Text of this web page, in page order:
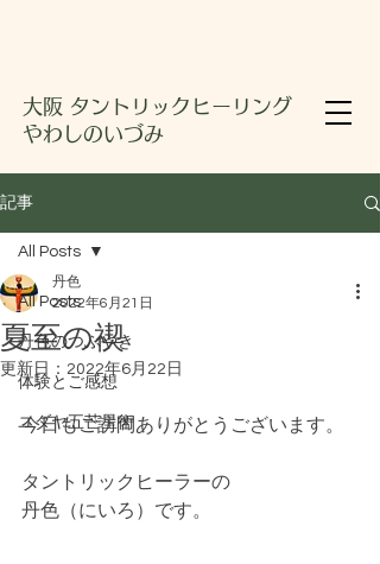
大阪 タントリックヒーリング
やわしのいづみ
記事
All Posts
丹色のつぶやき
体験とご感想
ユダヤ五芒星術
All Posts
夏至の禊
丹色
2022年6月21日
更新日： 2022年6月22日
今日もご訪問ありがとうございます。
タントリックヒーラーの
丹色（にいろ）です。